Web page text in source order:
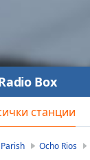
станции
Box
Ocho Rios